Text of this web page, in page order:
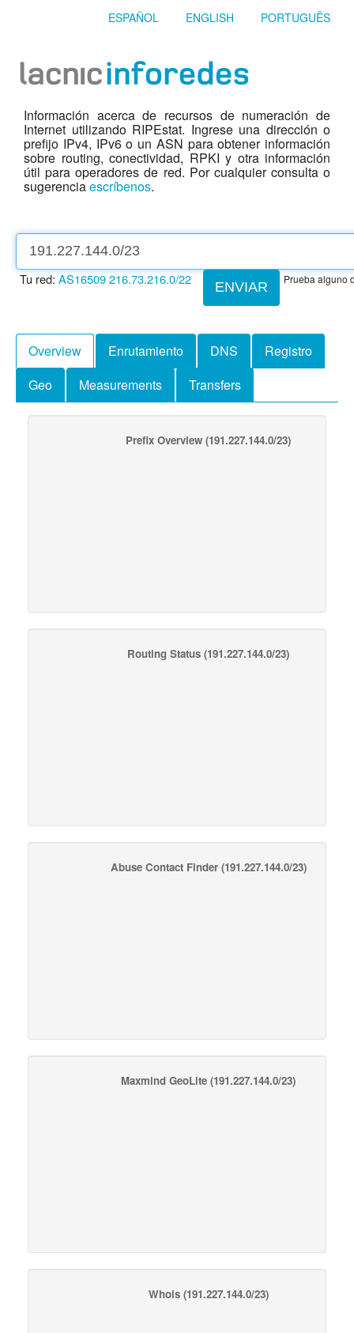
ESPAÑOL ENGLISH PORTUGUÊS
Información acerca de recursos de numeración de
Internet utilizando RIPEstat. Ingrese una dirección o
prefijo IPv4, IPv6 o un ASN para obtener información
sobre routing, conectividad, RPKI y otra información
útil para operadores de red. Por cualquier consulta o
sugerenciaescríbenos.
ENVIAR
Tu red: AS16509216.73.216.0/22 Prueba alguno
Overview Enrutamiento DNS
Registro
Geo
Measurements Transfers
Prefix Overview (191.227.144.0/23)
Routing Status (191.227.144.0/23)
Abuse Contact Finder(191.227.144.0/23)
Maxmind GeoLite (191.227.144.0/23)
Whois(191.227.144.0/23)